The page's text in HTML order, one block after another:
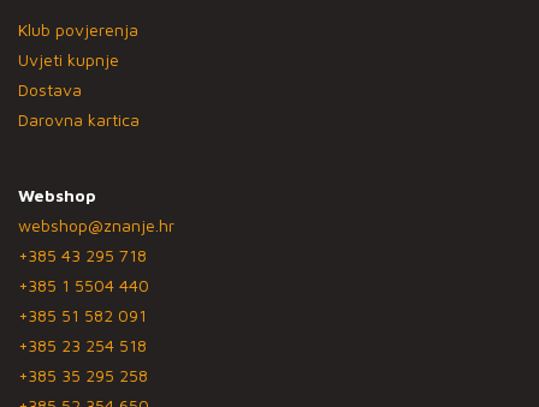
Klub povjerenja
Uvjeti kupnje
Dostava
Darovna kartica
Webshop
webshop@znanje.hr
+385 43 295 718
+385 1 5504 440
+385 51 582 091
+385 23 254 518
+385 35 295 258